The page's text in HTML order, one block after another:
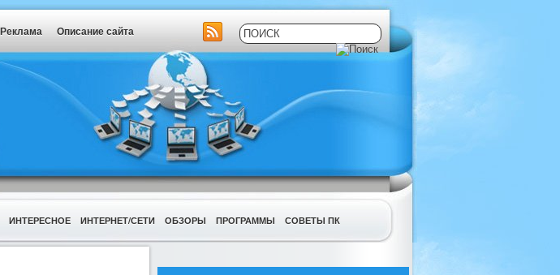
Реклама Описание сайта
ИНТЕРЕСНОЕ ИНТЕРНЕТ/СЕТИ ОБЗОРЫ ПРОГРАММЫ СОВЕТЫ ПК